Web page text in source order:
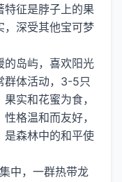
特征是脖子上的果
，深受其他宝可梦
的岛屿，喜欢阳光
群体活动，3-5只
实和花蜜为食，
格温和而友好，
是森林中的和平使
中，一群热带龙